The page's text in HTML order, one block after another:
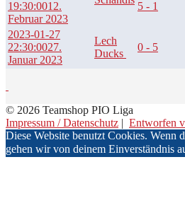
19:30:0012.
Februar 2023
5 - 1
2023-01-27
22:30:0027.
Januar 2023
Lech
Ducks
0 - 5
© 2026 Teamshop PIO Liga
Impressum / Datenschutz | Entworfen
Diese Website benutzt Cookies. Wenn
gehen wir von deinem Einverständnis